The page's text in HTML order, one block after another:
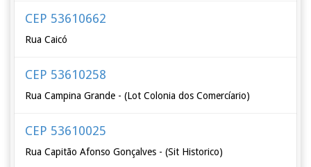
CEP 53610662
Rua Caicó
CEP 53610258
Rua Campina Grande - (Lot Colonia dos Comercíario)
CEP 53610025
Rua Capitão Afonso Gonçalves - (Sit Historico)